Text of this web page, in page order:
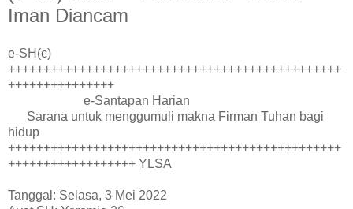
Iman Diancam
e-SH(c)
+++++++++++++++++++++++++++++++++++++++++++++++
+++++++++++++++
e-Santapan Harian
Sarana untuk menggumuli makna Firman Tuhan bagi
hidup
+++++++++++++++++++++++++++++++++++++++++++++++
++++++++++++++++++ YLSA
Tanggal: Selasa, 3 Mei 2022